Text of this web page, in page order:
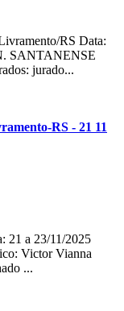
RS Data:
SANTANENSE
jurado...
RS - 21 11
21 a 23/11/2025
Victor Vianna
...